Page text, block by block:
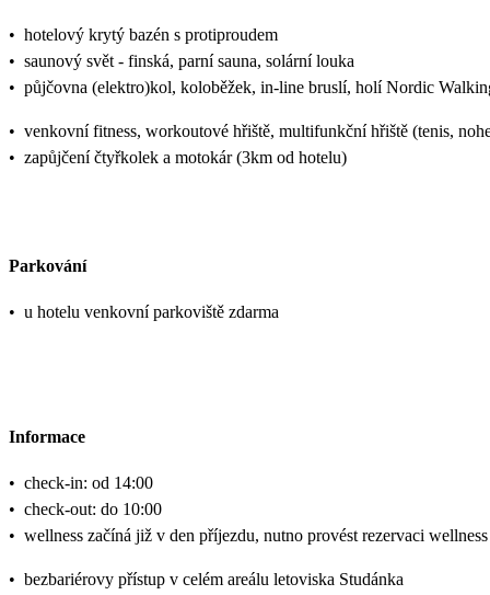
• hotelový krytý bazén s protiproudem
• saunový svět - finská, parní sauna, solární louka
• půjčovna (elektro)kol, koloběžek, in-line bruslí, holí Nordic
• venkovní fitness, workoutové hřiště, multifunkční hřiště (tenis,
• zapůjčení čtyřkolek a motokár (3km od hotelu)
Parkování
• u hotelu venkovní parkoviště zdarma
Informace
• check-in: od 14:00
• check-out: do 10:00
• wellness začíná již v den příjezdu, nutno provést rezervaci
• bezbariérovy přístup v celém areálu letoviska Studánka